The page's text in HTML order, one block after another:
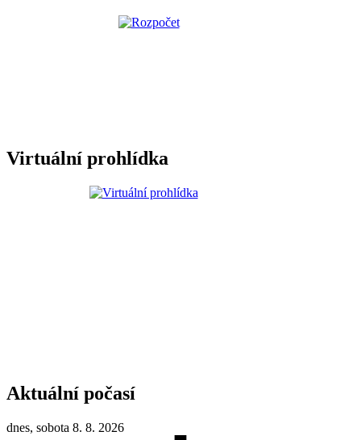
Virtuální prohlídka
Aktuální počasí
dnes, sobota 8. 8. 2026